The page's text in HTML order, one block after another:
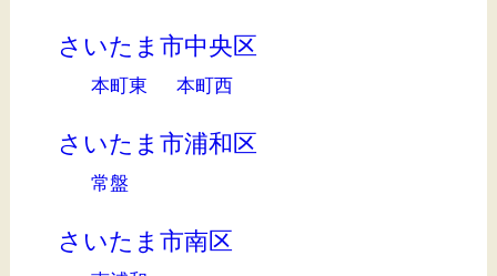
さいたま市中央区
本町東 本町西
さいたま市浦和区
常盤
さいたま市南区